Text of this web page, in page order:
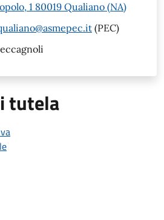
1 80019 Qualiano (NA)
(PEC)
tutela